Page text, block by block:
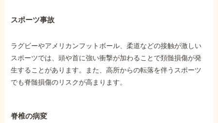
スポーツ事故
ラグビーやアメリカンフットボール、柔道などの接触が激しい
スポーツでは、頭や首に強い衝撃が加わることで頚髄損傷が発
生することがあります。また、高所からの転落を伴うスポーツ
でも脊髄損傷のリスクが高まります。
脊椎の病変